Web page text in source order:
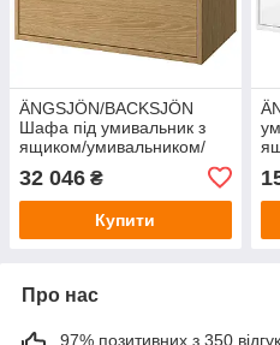
ÄNGSJÖN/BACKSJÖN
Шафа під умивальник з
ящиком/умивальником/
80х48х39 см IKEA
695.212.34
32 046 ₴
Купити
Про нас
97% позитивних з 350